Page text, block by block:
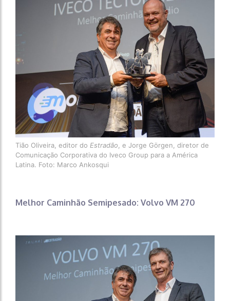
Tião Oliveira, editor do Estradão , e Jorge Görgen, diretor de
Comunicação Corporativa do Iveco Group para a América
Latina. Foto: Marco Ankosqui
Melhor Caminhão Semipesado: Volvo VM 270